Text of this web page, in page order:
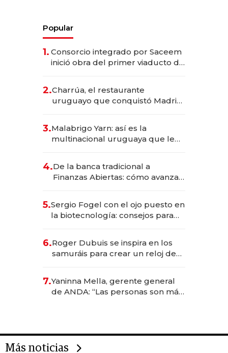
Popular
1. Consorcio integrado por Saceem
inició obra del primer viaducto de
millones
2.Charrúa, el restaurante
uruguayo que conquistó Madrid:
anticipación y prepara apertura
3.Malabrigo Yarn: así es la
multinacional uruguaya que le
4.De la banca tradicional a
Finanzas Abiertas: cómo avanza
5.Sergio Fogel con el ojo puesto en
la biotecnología: consejos para
6.Roger Dubuis se inspira en los
samuráis para crear un reloj de
7.Yaninna Mella, gerente general
de ANDA: “Las personas son más
Más noticias